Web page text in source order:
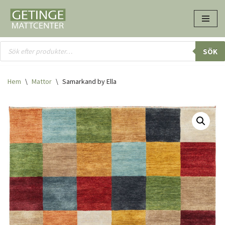
Hoppa
till
innehåll
SÖK
Hem \ Mattor \ Samarkand by Ella